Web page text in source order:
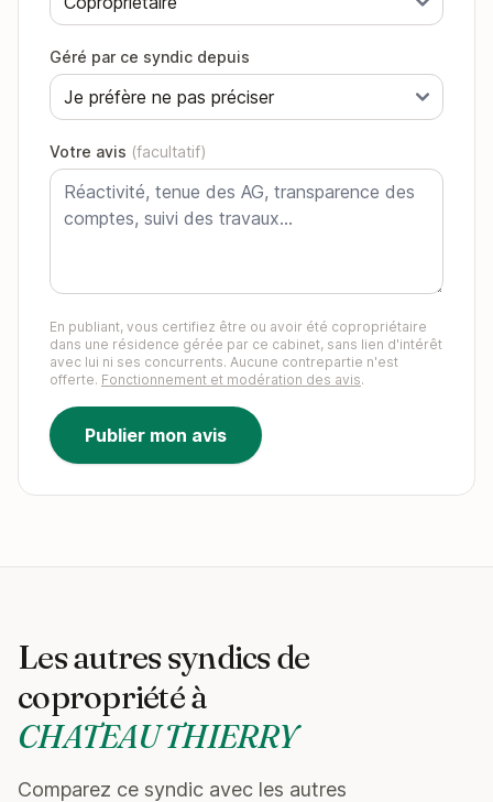
Géré par ce syndic depuis
Votre avis (facultatif)
En publiant, vous certifiez être ou avoir été copropriétaire
dans une résidence gérée par ce cabinet, sans lien d'intérêt
avec lui ni ses concurrents. Aucune contrepartie n'est
offerte. Fonctionnement et modération des avis.
Publier mon avis
Les autres syndics de
copropriété à
CHATEAU THIERRY
Comparez ce syndic avec les autres